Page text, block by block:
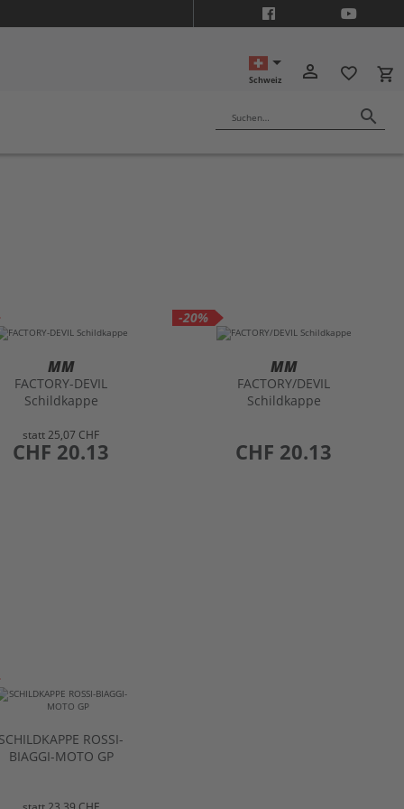
Schweiz person_outline favorite_border local_grocery_store
Suchen… search
MM
FACTORY-DEVIL
Schildkappe
statt25,07 CHF
preis
CHF 20.13
-20%
MM
FACTORY/DEVIL
Schildkappe
preis
CHF 20.13
SCHILDKAPPE ROSSI-
BIAGGI-MOTO GP